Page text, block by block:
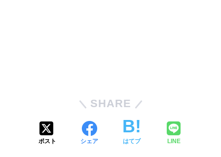
SHARE
ポスト シェア はてブ LINE